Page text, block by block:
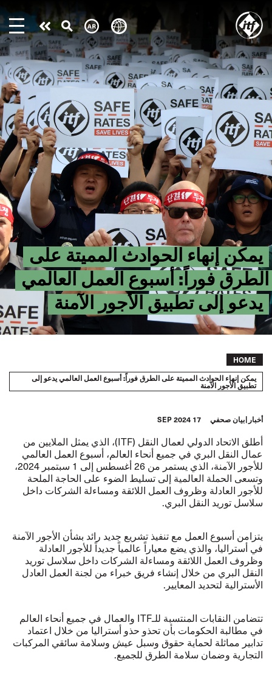
main
content
يمكن إنهاء الحوادث المميتة على
الطرق فوراً: أسبوع العمل العالمي
يدعو إلى تطبيق الأجور الآمنة
Take
action
Breadcrumb
HOME
يمكن إنهاء الحوادث المميتة على الطرق فوراً: أسبوع العمل العالمي يدعو إلى
تطبيق الأجور الآمنة
أخبار بيان صحفي 17 SEP 2024
أطلق الاتحاد الدولي لعمال النقل (ITF‏)، الذي يمثل الملايين من
عمال النقل البري في جميع أنحاء العالم، أسبوع العمل العالمي
للأجور الآمنة، الذي يستمر من 26 أغسطس إلى 1 سبتمبر 2024،
وتسعى الحملة العالمية إلى تسليط الضوء على الحاجة الملحة
للأجور العادلة وظروف العمل اللائقة ومساءلة الشركات داخل
سلاسل توريد النقل البري.
يتزامن أسبوع العمل مع تنفيذ تشريع جديد رائد بشأن الأجور الآمنة
في أستراليا، والذي يضع معياراً عالمياً جديداً للأجور العادلة
وظروف العمل اللائقة ومساءلة الشركات داخل سلاسل توريد
النقل البري من خلال إنشاء فريق خبراء من لجنة العمل العادل
الأسترالية لتحديد المعايير.
تتضامن النقابات المنتسبة للـITF والعمال في جميع أنحاء العالم
في مطالبة الحكومات بأن تحذو حذو أستراليا من خلال اعتماد
تدابير مماثلة لحماية حقوق وسبل عيش وسلامة سائقي المركبات
التجارية وضمان سلامة الطرق للجميع.